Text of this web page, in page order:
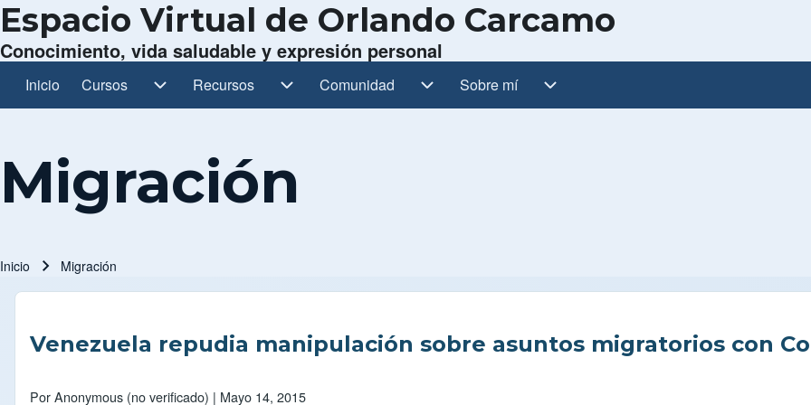
Espacio Virtual de Orlando Carcamo
Conocimiento, vida saludable y expresión personal
Navegación principal
Inicio Cursos
Cursos sub-navegación
Recursos
Recursos sub-navegación
Comunidad
Comunidad sub-navegación
Sobre mí
Sobre mí sub-navegación
Migración
Ruta de navegación
Inicio Migración
Venezuela repudia manipulación sobre asuntos migratorios con
PorAnonymous (no verificado) | Mayo 14, 2015